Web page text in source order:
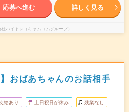
応募へ進む 詳しく見る
バイトレ（キャムコムグループ）
おばあちゃんのお話相手
給あり 土日祝日が休み 残業なし